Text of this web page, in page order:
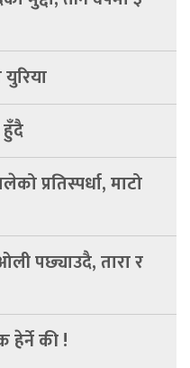
युरिया
हुँदै
प्रतिस्पर्धा, माटो
पछ्याउदै, तारा र
हेर्ने की !